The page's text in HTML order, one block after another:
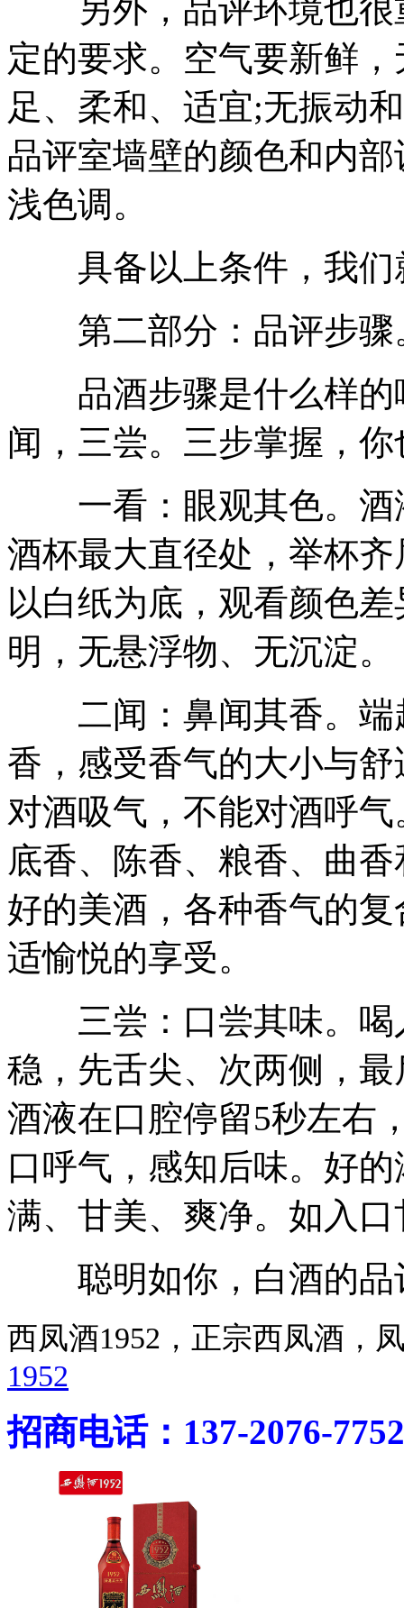
另外，品评环境也很
定的要求。空气要新鲜
足、柔和、适宜;无振动
品评室墙壁的颜色和内
浅色调。
具备以上条件，我们
第二部分：品评步骤
品酒步骤是什么样的
闻，三尝。三步掌握，
一看：眼观其色。酒
酒杯最大直径处，举杯
以白纸为底，观看颜色
明，无悬浮物、无沉淀。
二闻：鼻闻其香。端
香，感受香气的大小与
对酒吸气，不能对酒呼
底香、陈香、粮香、曲
好的美酒，各种香气的
适愉悦的享受。
三尝：口尝其味。喝
稳，先舌尖、次两侧，
酒液在口腔停留5秒左右
口呼气，感知后味。好
满、甘美、爽净。如入
聪明如你，白酒的品
西凤酒1952，正宗西凤酒
1952
招商电话：137-2076-7752